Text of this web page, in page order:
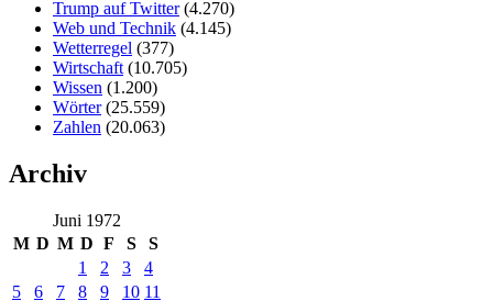
Trump auf Twitter(4.270)
Web und Technik (4.145)
Wetterregel (377)
Wirtschaft(10.705)
Wissen (1.200)
Wörter(25.559)
Zahlen (20.063)
Archiv
Juni 1972
M D M D F S
S
1
2 3
4
5
6 7 8 9 10 11